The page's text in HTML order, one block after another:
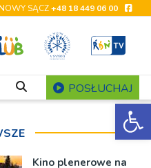
NOWY SĄCZ+48 18 449 06 00
POSŁUCHAJ
Kino plenerowe na